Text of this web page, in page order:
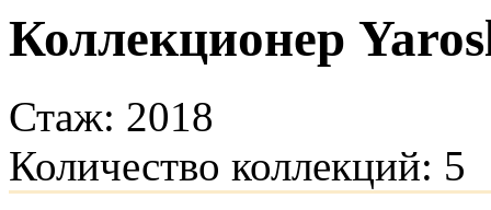
Коллекционер
Стаж: 2018
Количество коллекций: 5